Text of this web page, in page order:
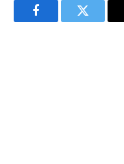
FacebookTwitter